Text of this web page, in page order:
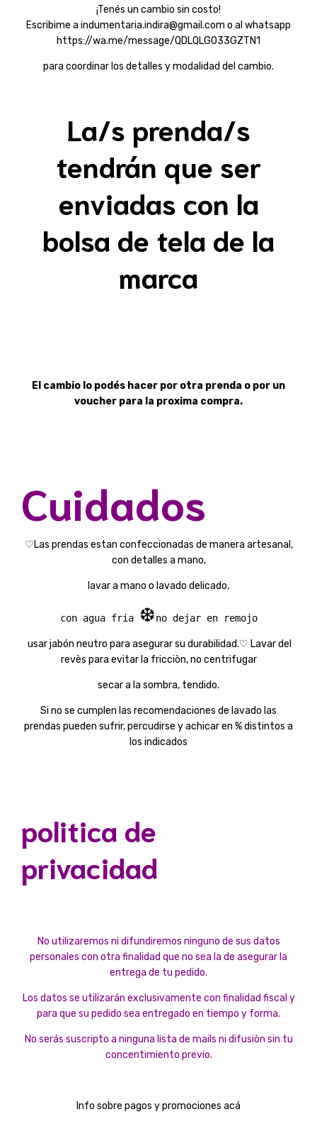
¡Tenés un cambio sin costo!
Escribime a indumentaria.indira@gmail.com o al whatsapp
https://wa.me/message/QDLQLGO33GZTN1
para coordinar los detalles y modalidad del cambio.
La/s prenda/s
tendrán que ser
enviadas con la
bolsa de tela de la
marca
El cambio lo podés hacer por otra prenda o por un
voucher para la proxima compra.
Cuidados
♡Las prendas estan confeccionadas de manera artesanal,
con detalles a mano,
lavar a mano o lavado delicado,
con agua fria ❆no dejar en remojo
usar jabón neutro para asegurar su durabilidad.♡ Lavar del
revès para evitar la fricciòn, no centrifugar
secar a la sombra, tendido.
Si no se cumplen las recomendaciones de lavado las
prendas pueden sufrir, percudirse y achicar en % distintos a
los indicados
politica de
privacidad
No utilizaremos ni difundiremos ninguno de sus datos
personales con otra finalidad que no sea la de asegurar la
entrega de tu pedido.
Los datos se utilizarán exclusivamente con finalidad fiscal y
para que su pedido sea entregado en tiempo y forma.
No serás suscripto a ninguna lista de mails ni difusiòn sin tu
concentimiento previo.
Info sobre pagos y promociones acá